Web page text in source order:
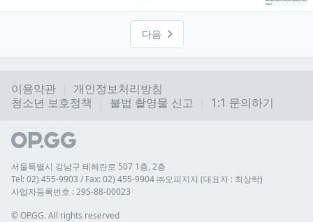
다음
이용약관
개인정보처리방침
청소년 보호정책
불법 촬영물 신고 1:1 문의하기
서울특별시 강남구 테헤란로 507 1층, 2층
Tel: 02) 455-9903 / Fax: 02) 455-9904 ㈜오피지지 (대표자 : 최상락)
사업자등록번호 : 295-88-00023
© OP.GG. All rights reserved